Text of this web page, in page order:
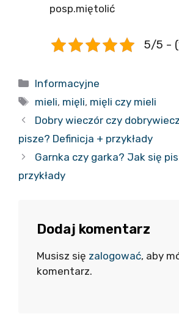
posp.miętolić
5/5 -
Kategorie
Informacyjne
Tagi
mieli, mięli, mięli czy mieli
Dobry wieczór czy
pisze? Definicja + przykłady
Garnka czy garka? Jak się
przykłady
Dodaj komentarz
Musisz się zalogować, aby
komentarz.